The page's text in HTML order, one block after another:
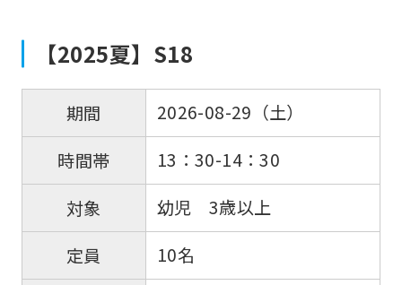
【2025夏】S18
期間
2026-08-29（土）
時間帯
13：30-14：30
対象
幼児 3歳以上
定員
10名
of
this
website
will
be